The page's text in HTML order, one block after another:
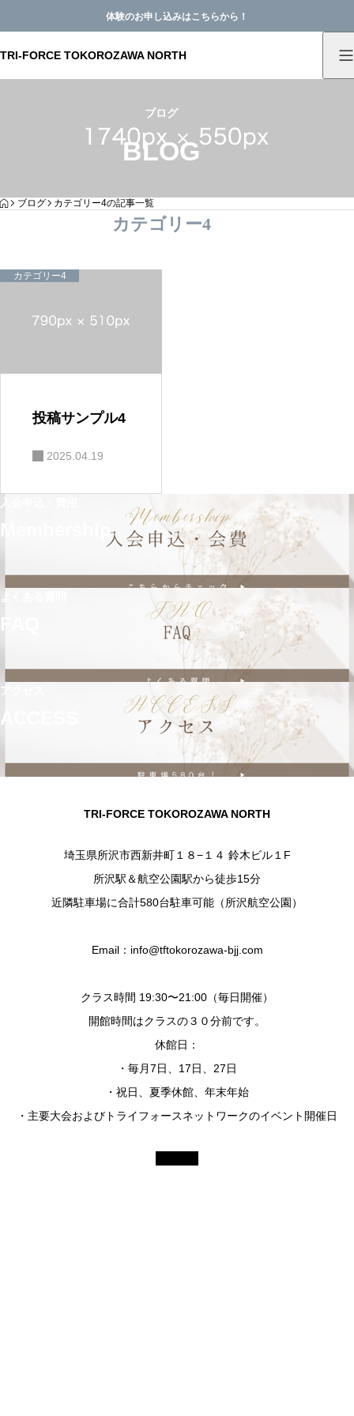
体験のお申し込みはこちらから！
TRI-FORCE TOKOROZAWA NORTH
ブログ
BLOG
HOME
ブログ カテゴリー4の記事一覧
カテゴリー4
カテゴリー4
投稿サンプル4
2025.04.19
入会申込・費用
Membership
よくある質問
FAQ
アクセス
ACCESS
TRI-FORCE TOKOROZAWA NORTH
埼玉県所沢市西新井町１８−１４ 鈴木ビル１F
所沢駅＆航空公園駅から徒歩15分
近隣駐車場に合計580台駐車可能（所沢航空公園）
Email：info@tftokorozawa-bjj.com
クラス時間 19:30〜21:00（毎日開催）
開館時間はクラスの３０分前です。
休館日：
・毎月7日、17日、27日
・祝日、夏季休館、年末年始
・主要大会およびトライフォースネットワークのイベント開催日